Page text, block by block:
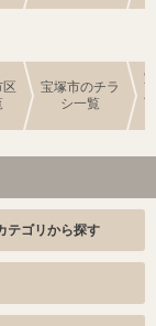
区
宝塚市のチラ
シ一覧
テゴリから探す